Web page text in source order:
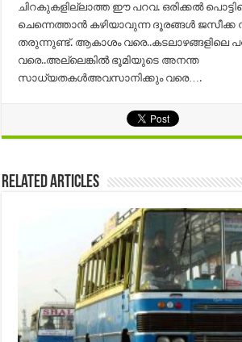
ചിറകുകളില്ലാത്ത ഈ പറവ. ഒരിക്കൽ
ചെന്നെത്താൻ കഴിയാവുന്ന ദൂരങ്ങൾ ജസീക്ക
തരുന്നുണ്ട്. ആകാശം വരെ..കടലാഴങ്ങളിലെ
വരെ..അല്ലെങ്കിൽ ഭൂമിയുടെ അനന്ത
സാധ്യതകൾഅവസാനിക്കും വരെ….
Related Articles